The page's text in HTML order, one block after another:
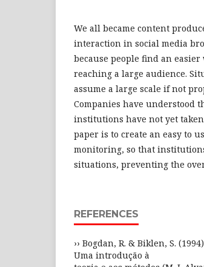
We all became content
interaction in social media
because people find an
reaching a large audience.
assume a large scale if not
Companies have understood
institutions have not yet
paper is to create an easy to
monitoring, so that
situations, preventing the
REFERENCES
›› Bogdan, R. & Biklen, S.
Uma introdução à